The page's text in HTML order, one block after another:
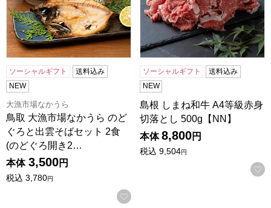
ソーシャルギフト
送料込み
NEW
大漁市場なかうら
鳥取 大漁市場なかうら のど
ぐろと出雲そばセット 2食
(のどぐろ開き2…
本体 3,500円
税込 3,780円
お気に入りに登録する
ソーシャルギフト
送料込み
NEW
島根 しまね和牛 A4等級赤身
切落とし 500g【NN】
本体 8,800円
税込 9,504円